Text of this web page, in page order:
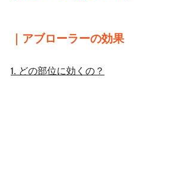
アブローラーの効果
1. どの部位に効くの？